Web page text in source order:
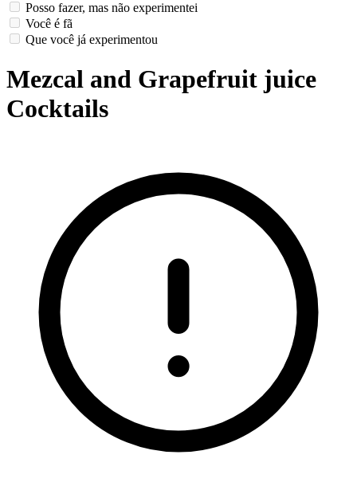
Posso fazer, mas não experimentei
Você é fã
Que você já experimentou
Mezcal and Grapefruit juice
Cocktails